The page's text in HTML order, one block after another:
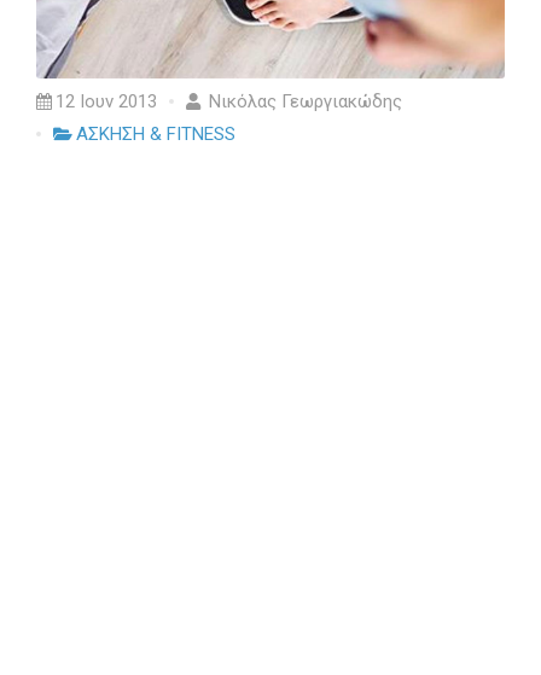
12 Ιουν 2013
Νικόλας Γεωργιακώδης
ΑΣΚΗΣΗ & FITNESS